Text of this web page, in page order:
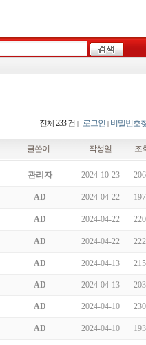
전체 233 건 | 로그인 | 비밀번호
글쓴이 작성일 조
관리자 2024-10-23
AD 2024-04-22
AD 2024-04-22
AD 2024-04-22
AD 2024-04-13
AD 2024-04-13
AD 2024-04-10
AD 2024-04-10